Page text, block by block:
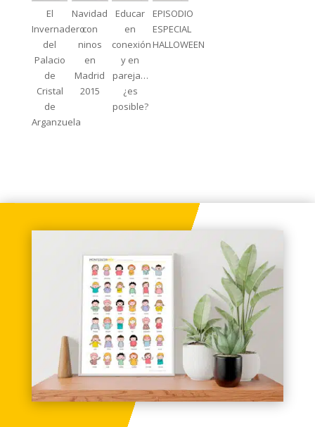
El
Invernadero
del
Palacio
de
Cristal
de
Arganzuela
Navidad
con
ninos
en
Madrid
2015
Educar
en
conexión
y en
pareja…
¿es
posible?
EPISODIO
ESPECIAL
HALLOWEEN